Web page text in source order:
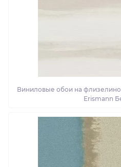
Виниловые обои на
Erismann